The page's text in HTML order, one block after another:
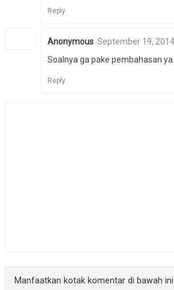
Reply
Anonymous September 19,
Soalnya ga pake pembahasan ya
Reply
Manfaatkan kotak komentar di bawah